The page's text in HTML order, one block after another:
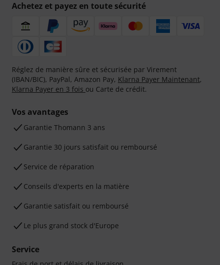
Achetez et payez en toute sécurité
Réglez de manière sûre et sécurisée par Virement
(IBAN/BIC), PayPal, Amazon Pay, Klarna Payer Maintenant,
Klarna Payer en 3 fois ou Carte de crédit.
Vos avantages
Ga­ran­tie Thomann 3 ans
Garantie 30 jours satisfait ou remboursé
Service de réparation
Conseils d'experts en la matière
Garantie satisfait ou remboursé
Le plus grand stock d'Europe
Service